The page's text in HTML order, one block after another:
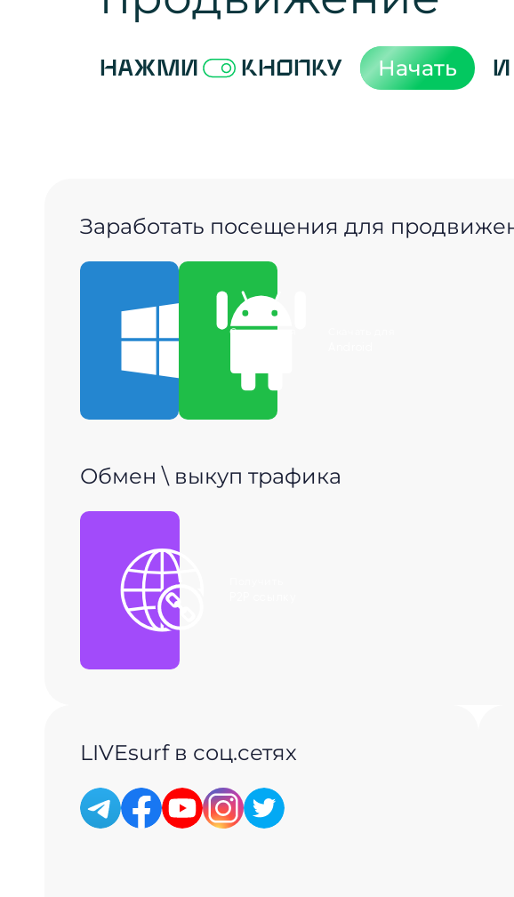
Нажми кнопку Начать
Заработать посещения для
Скачать для
Обмен \ выкуп трафика
LIVEsurf в соц.сетях